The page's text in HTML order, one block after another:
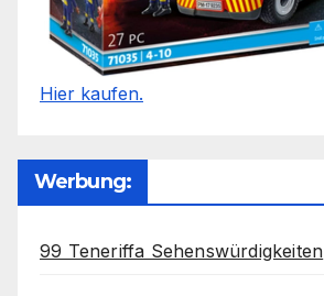
Hier kaufen.
Werbung:
99 Teneriffa Sehenswürdigkeiten